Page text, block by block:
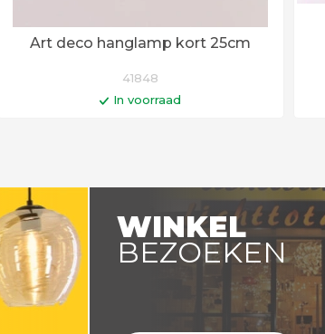
Art deco hanglamp kort 25cm
41848
In voorraad
WINKEL
BEZOEKEN